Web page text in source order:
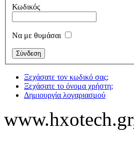
Κωδικός
Να με θυμάσαι
Ξεχάσατε τον κωδικό σας;
Ξεχάσατε το όνομα χρήστη;
Δημιουργία λογαριασμού